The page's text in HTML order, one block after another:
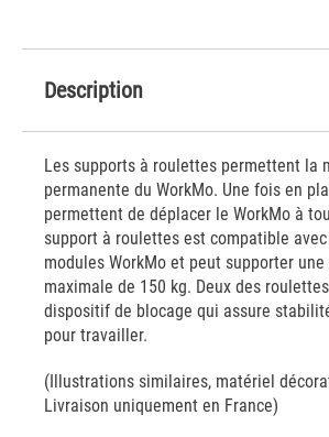
Description
Les supports à roulettes permettent la
permanente du WorkMo. Une fois en
permettent de déplacer le WorkMo à
support à roulettes est compatible
modules WorkMo et peut supporter une
maximale de 150 kg. Deux des
dispositif de blocage qui assure
pour travailler.
(Illustrations similaires, matériel
Livraison uniquement en France)